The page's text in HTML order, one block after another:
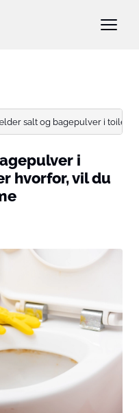
salt og bagepulver i
i
hvorfor, vil du